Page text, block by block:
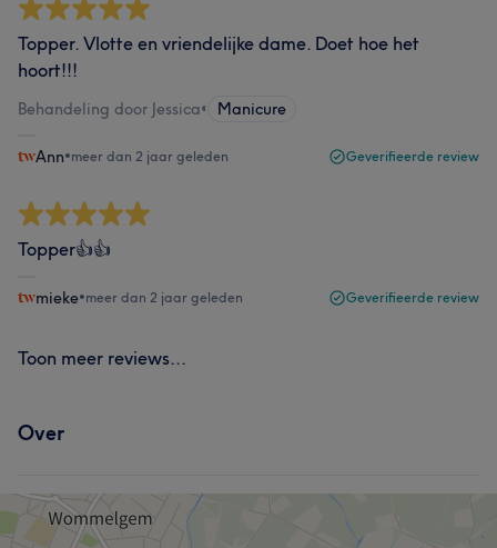
Topper. Vlotte en vriendelijke dame. Doet hoe het
hoort!!!
Behandeling door Jessica• Manicure
Ann•meer dan 2 jaar geleden Geverifieerde review
Topper👍👍
mieke•meer dan 2 jaar geleden Geverifieerde review
Toon meer reviews...
Over